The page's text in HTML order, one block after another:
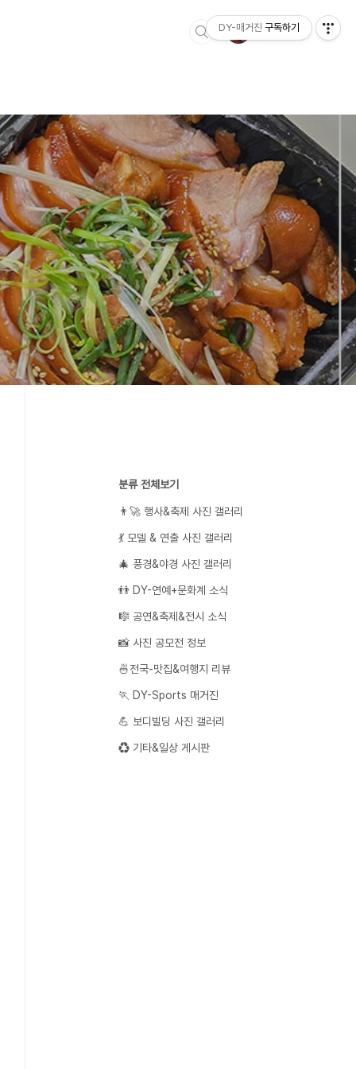
분류 전체보기
👨‍🚀 행사&축제 사진 갤러리
💃 모델 & 연출 사진 갤러리
🎄 풍경&야경 사진 갤러리
👬 DY-연예+문화계 소식
🎼 공연&축제&전시 소식
📸 사진 공모전 정보
🍜전국-맛집&여행지 리뷰
🏃 DY-Sports 매거진
💪 보디빌딩 사진 갤러리
♻️ 기타&일상 게시판
DY-매거진 구독하기